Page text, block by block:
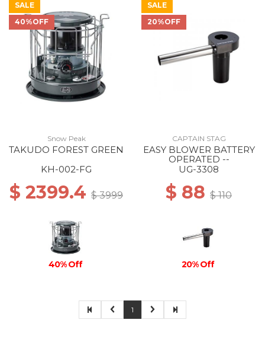
SALE
40%OFF
Snow Peak
TAKUDO FOREST GREEN
KH-002-FG
$ 2399.4 $ 3999
40% Off
SALE
20%OFF
CAPTAIN STAG
EASY BLOWER BATTERY
OPERATED --
UG-3308
$ 88 $ 110
20% Off
1